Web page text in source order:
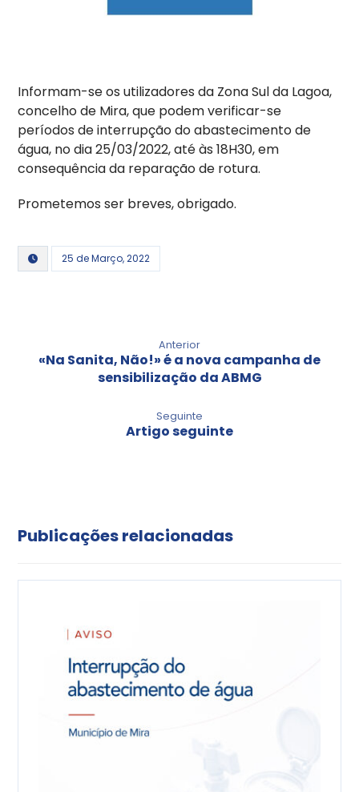
Informam-se os utilizadores da Zona Sul da Lagoa,
concelho de Mira, que podem verificar-se
períodos de interrupção do abastecimento de
água, no dia 25/03/2022, até às 18H30, em
consequência da reparação de rotura.
Prometemos ser breves, obrigado.
25 de Março, 2022
Anterior
«Na Sanita, Não!» é a nova campanha de
sensibilização da ABMG
Seguinte
Artigo seguinte
Publicações relacionadas